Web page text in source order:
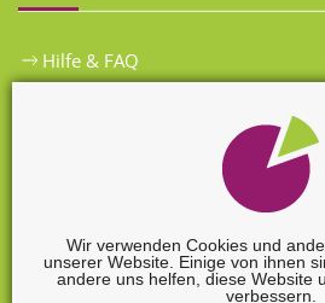
Wir verwenden Cookies und
unserer Website. Einige von ihnen
andere uns helfen, diese Website
verbessern.
Hilfe & FAQ
Widerrufsformular